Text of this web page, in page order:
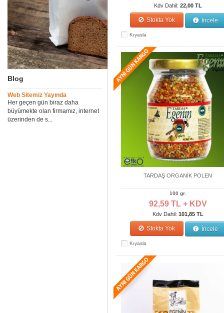
Blog
Web Sitemiz Yayında
Her geçen gün biraz daha
büyümekte olan firmamız, internet
üzerinden de s...
Kdv Dahil: 22,00 TL
Stokta Yok İncele
Kıyasla
TARDAŞ ORGANİK POLEN
100 gr.
92,59 TL + KDV
Kdv Dahil: 101,85 TL
Stokta Yok İncele
Kıyasla